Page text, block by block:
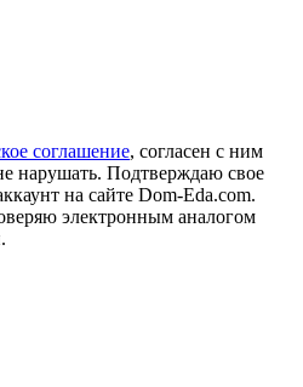
соглашение, согласен с ним
нарушать. Подтверждаю свое
на сайте Dom-Eda.com.
электронным аналогом